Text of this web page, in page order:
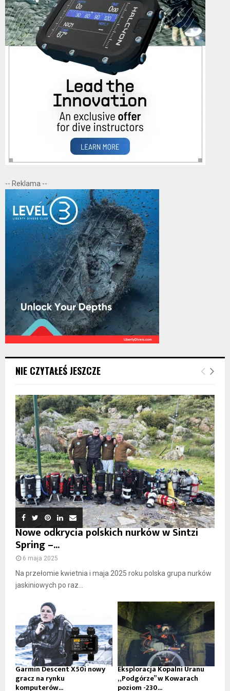
-- Reklama --
NIE CZYTAŁEŚ JESZCZE
Nowe odkrycia polskich nurków w Sintzi
Spring –...
6 maja 2025
Na przełomie kwietnia i maja 2025 roku polska grupa nurków
jaskiniowych po raz...
Garmin Descent X50i nowy
gracz na rynku
komputerów...
Eksploracja Kopalni Uranu
„Podgórze” w Kowarach
poziom -230...